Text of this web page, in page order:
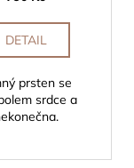
DETAIL
prsten se
srdce a